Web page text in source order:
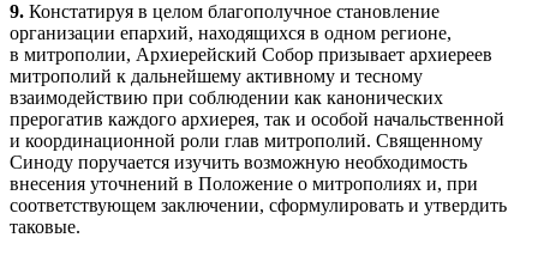
9. Констатируя в целом благополучное становление
организации епархий, находящихся в одном регионе,
в митрополии, Архиерейский Собор призывает архиереев
митрополий к дальнейшему активному и тесному
взаимодействию при соблюдении как канонических
прерогатив каждого архиерея, так и особой начальственной
и координационной роли глав митрополий. Священному
Синоду поручается изучить возможную необходимость
внесения уточнений в Положение о митрополиях и, при
соответствующем заключении, сформулировать и утвердить
таковые.